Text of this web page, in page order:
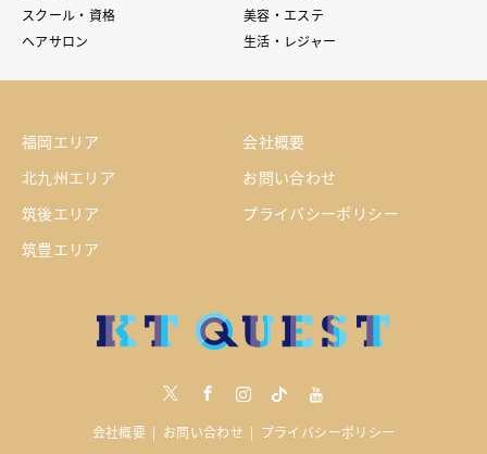
スクール・資格
美容・エステ
ヘアサロン
生活・レジャー
福岡エリア
北九州エリア
筑後エリア
筑豊エリア
会社概要
お問い合わせ
プライバシーポリシー
Instagramtiktock youtube
会社概要 お問い合わせ プライバシーポリシー